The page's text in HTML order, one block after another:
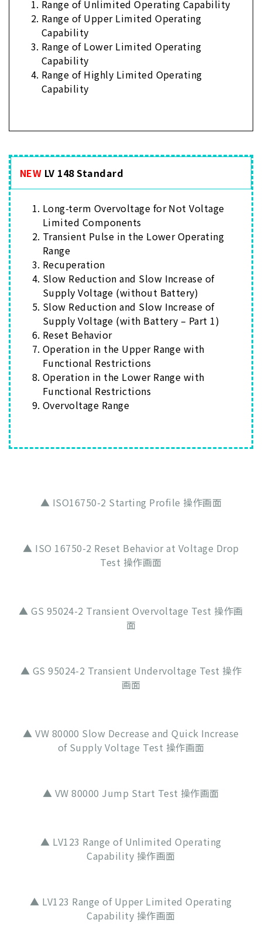
Range of Unlimited Operating Capability
Range of Upper Limited Operating
Capability
Range of Lower Limited Operating
Capability
Range of Highly Limited Operating
Capability
NEW LV 148 Standard
Long-term Overvoltage for Not Voltage
Limited Components
Transient Pulse in the Lower Operating
Range
Recuperation
Slow Reduction and Slow Increase of
Supply Voltage (without Battery)
Slow Reduction and Slow Increase of
Supply Voltage (with Battery – Part 1)
Reset Behavior
Operation in the Upper Range with
Functional Restrictions
Operation in the Lower Range with
Functional Restrictions
Overvoltage Range
▲ ISO16750-2 Starting Profile 操作画面
▲ ISO 16750-2 Reset Behavior at Voltage Drop
Test 操作画面
▲ GS 95024-2 Transient Overvoltage Test 操作画
面
▲ GS 95024-2 Transient Undervoltage Test 操作
画面
▲ VW 80000 Slow Decrease and Quick Increase
of Supply Voltage Test 操作画面
▲ VW 80000 Jump Start Test 操作画面
▲ LV123 Range of Unlimited Operating
Capability 操作画面
▲ LV123 Range of Upper Limited Operating
Capability 操作画面